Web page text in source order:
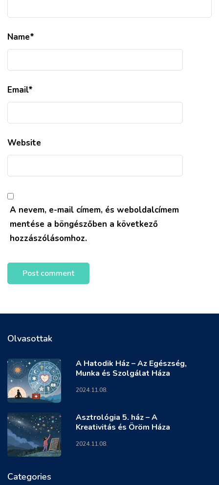
Name*
Email*
Website
A nevem, e-mail címem, és weboldalcímem
mentése a böngészőben a következő
hozzászólásomhoz.
Olvasottak
A Hatodik Ház – Az Egészség,
Munka és Szolgálat Háza
2024.11.08.
Asztrológia 5. ház – A
Kreativitás és Öröm Háza
2024.11.08.
Categories